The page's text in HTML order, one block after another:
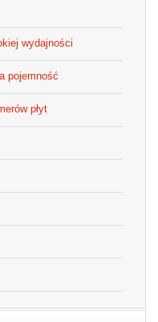
wydajności
pojemność
płyt